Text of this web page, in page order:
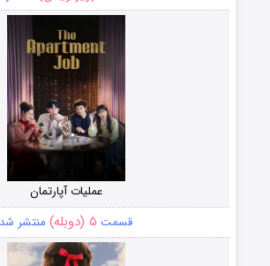
عملیات آپارتمان
قسمت ۵ (دوبله) منتشر شد